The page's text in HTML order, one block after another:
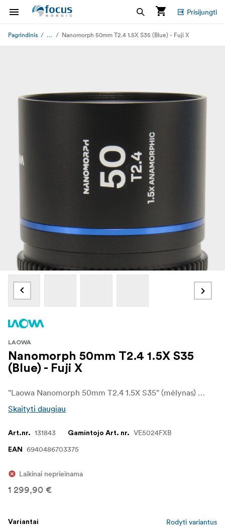
Prisijungti
Pagrindinis ... Nanomorph 50mm T2.4 1.5X S35 (Blue) - Fuji X
LAOWA
Nanomorph 50mm T2.4 1.5X S35
(Blue) - Fuji X
"Laowa Nanomorph 50mm T2.4 1.5X S35" (mėlynas) yra kompaktiškas ir lengvas anamorfinis kinematografinis objektyvas, skirtas "Super35" kino kameroms. Šis objektyvas pasižymi 1,5 karto anamorfiniu suspaudimu, todėl užtikrina tikrą kinematografinį plačiaekranį vaizdą su gražiai perteikiamu ovaliniu bokeh ir pailgintais horizontaliais blyksniais. 50 mm židinio nuotolis užtikrina natūralią perspektyvą ir plokščią suspaudimą, todėl idealiai tinka fotografuojant personažus, portretinio stiliaus kinematografiją ir dramatiškus pasakojimus.
Skaityti daugiau
Art.nr. 131843 Gamintojo Art. nr. VE5024FXB
EAN 6940486703375
Laikinai neprieinama
1 299,90 €
Variantai Rodyti variantus